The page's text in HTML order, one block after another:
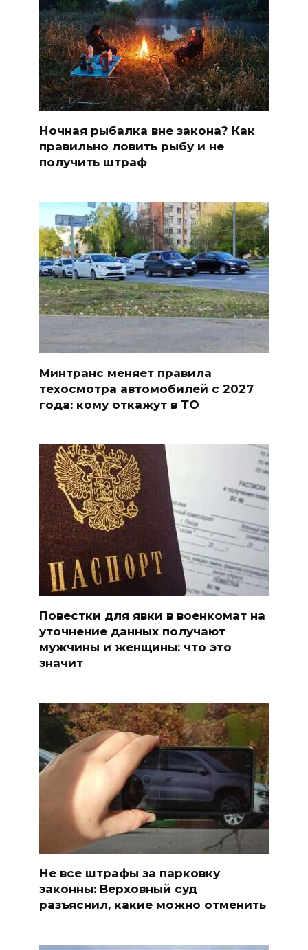
Ночная рыбалка вне закона? Как
правильно ловить рыбу и не
получить штраф
Минтранс меняет правила
техосмотра автомобилей с 2027
года: кому откажут в ТО
Повестки для явки в военкомат на
уточнение данных получают
мужчины и женщины: что это
значит
Не все штрафы за парковку
законны: Верховный суд
разъяснил, какие можно отменить